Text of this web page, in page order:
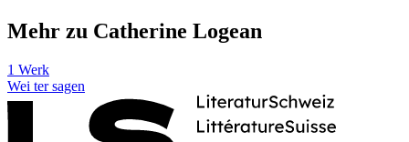
Mehr zu Catherine Logean
1 Werk
Wei ter sagen